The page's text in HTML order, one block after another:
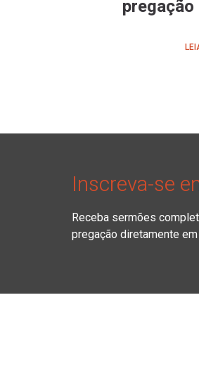
Inscreva-se
Receba sermões
pregação diretamente